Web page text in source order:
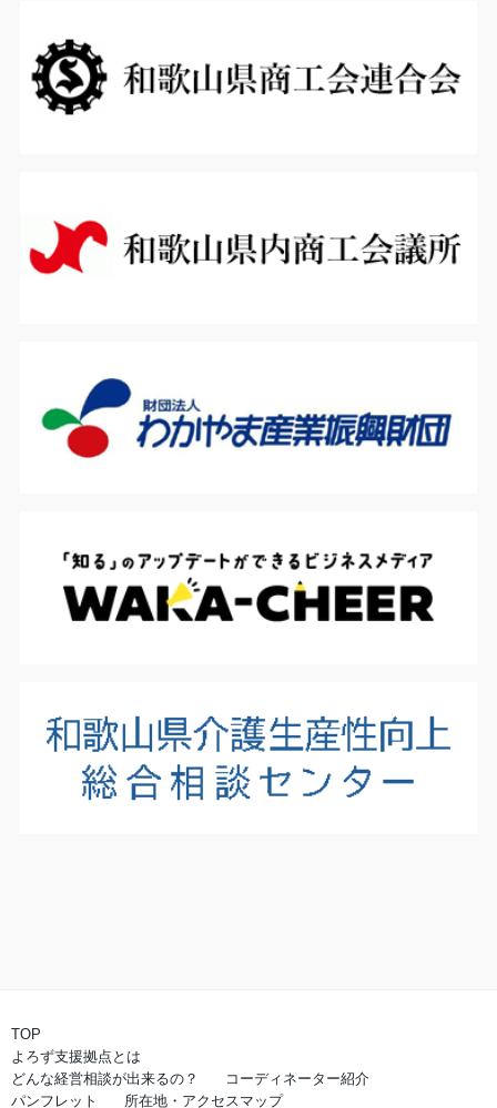
TOP
よろず支援拠点とは
どんな経営相談が出来るの？
コーディネーター紹介
パンフレット
所在地・アクセスマップ